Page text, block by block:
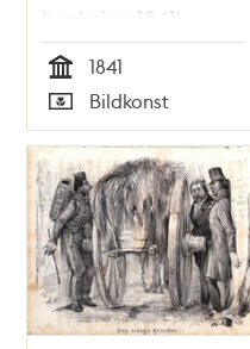
(teckning 1841)
Tid
1841
Typ
Bildkonst